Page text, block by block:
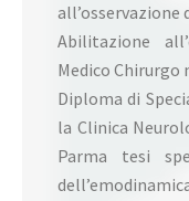
all’osservazione
Abilitazione
Medico Chirurgo
Diploma di
la Clinica
Parma tesi